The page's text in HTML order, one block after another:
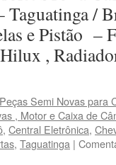
/
e Pistão –
Hilux ,
Semi Novas para
, Motor e Caixa de
, Central Eletrônica,
, Taguatinga |